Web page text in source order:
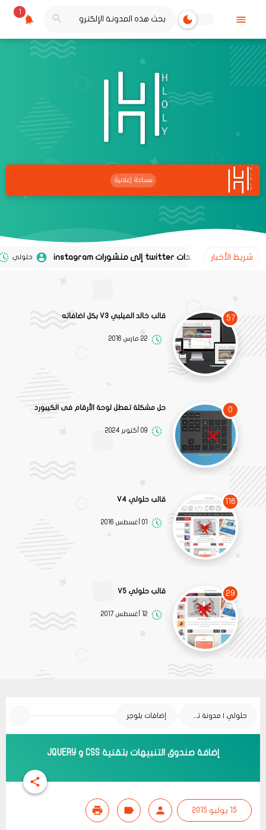
1
شريط الأخبار حلولي 02 نوفمبر 2020
57 قالب خالد الميلبي V3 بكل اضافاته
22 مارس 2016
0 حل مشكلة تعطل لوحة الأرقام فى الكيبورد
09 أكتوبر 2024
116 قالب حلولي V4
01 أغسطس 2016
29 قالب حلولي V5
12 أغسطس 2017
حلولي | مدونة تقنية إضافات بلوجر
إضافة صندوق التنبيهات بتقنية CSS و JQUERY
15 يوليو 2015